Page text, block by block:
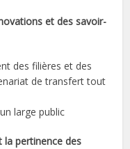
et des savoir-
des filières et des
de transfert tout
large public
la pertinence des